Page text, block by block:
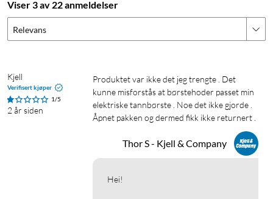
Viser 3 av 22 anmeldelser
Relevans
Kjell
Verifisert kjøper
1/5
2 år siden
Produktet var ikke det jeg trengte . Det
kunne misforstås at børstehoder passet min
elektriske tannbørste . Noe det ikke gjorde .
Åpnet pakken og dermed fikk ikke returnert .
Thor S - Kjell & Company
Hei!